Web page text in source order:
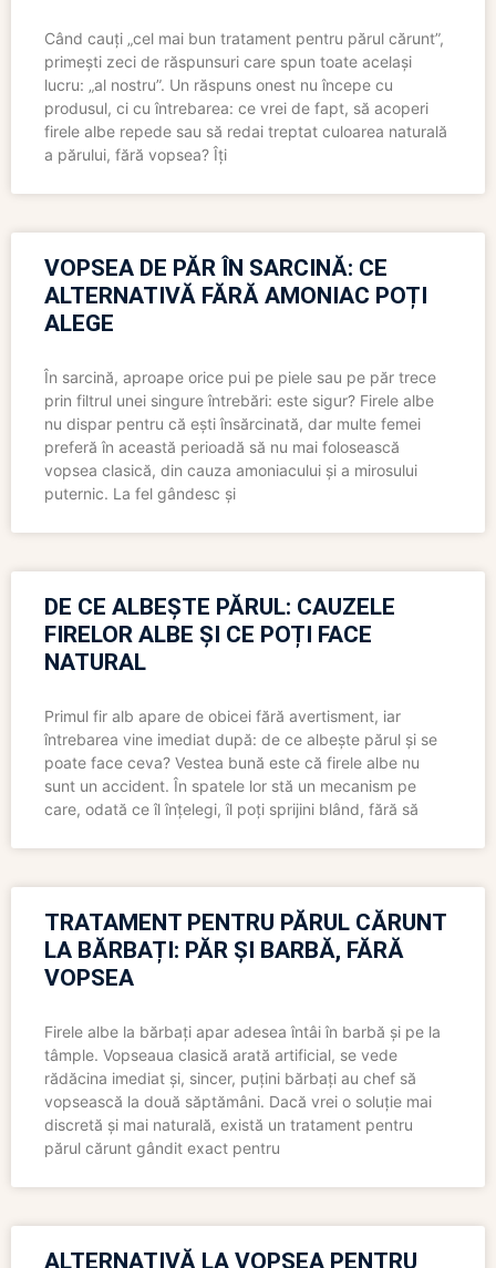
Când cauți „cel mai bun tratament pentru părul cărunt”,
primești zeci de răspunsuri care spun toate același
lucru: „al nostru”. Un răspuns onest nu începe cu
produsul, ci cu întrebarea: ce vrei de fapt, să acoperi
firele albe repede sau să redai treptat culoarea naturală
a părului, fără vopsea? Îți
VOPSEA DE PĂR ÎN SARCINĂ: CE
ALTERNATIVĂ FĂRĂ AMONIAC POȚI
ALEGE
În sarcină, aproape orice pui pe piele sau pe păr trece
prin filtrul unei singure întrebări: este sigur? Firele albe
nu dispar pentru că ești însărcinată, dar multe femei
preferă în această perioadă să nu mai folosească
vopsea clasică, din cauza amoniacului și a mirosului
puternic. La fel gândesc și
DE CE ALBEȘTE PĂRUL: CAUZELE
FIRELOR ALBE ȘI CE POȚI FACE
NATURAL
Primul fir alb apare de obicei fără avertisment, iar
întrebarea vine imediat după: de ce albește părul și se
poate face ceva? Vestea bună este că firele albe nu
sunt un accident. În spatele lor stă un mecanism pe
care, odată ce îl înțelegi, îl poți sprijini blând, fără să
TRATAMENT PENTRU PĂRUL CĂRUNT
LA BĂRBAȚI: PĂR ȘI BARBĂ, FĂRĂ
VOPSEA
Firele albe la bărbați apar adesea întâi în barbă și pe la
tâmple. Vopseaua clasică arată artificial, se vede
rădăcina imediat și, sincer, puțini bărbați au chef să
vopsească la două săptămâni. Dacă vrei o soluție mai
discretă și mai naturală, există un tratament pentru
părul cărunt gândit exact pentru
ALTERNATIVĂ LA VOPSEA PENTRU